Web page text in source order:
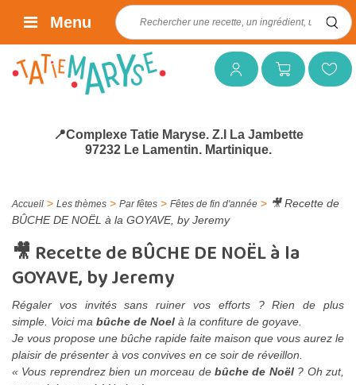
Mon compteMon panierMes favoris
Rechercher :
Menu
📍Complexe Tatie Maryse. Z.I La Jambette
97232 Le Lamentin. Martinique.
Accueil > Les thèmes > Par fêtes > Fêtes de fin d'année > 🎥 Recette de
BÛCHE DE NOËL à la GOYAVE, by Jeremy
🎥 Recette de BÛCHE DE NOËL à la
GOYAVE, by Jeremy
Régaler vos invités sans ruiner vos efforts ? Rien de plus
simple. Voici ma bûche de Noel à la confiture de goyave.
Je vous propose une bûche rapide faite maison que vous aurez le
plaisir de présenter à vos convives en ce soir de réveillon.
« Vous reprendrez bien un morceau de bûche de Noël? Oh zut,